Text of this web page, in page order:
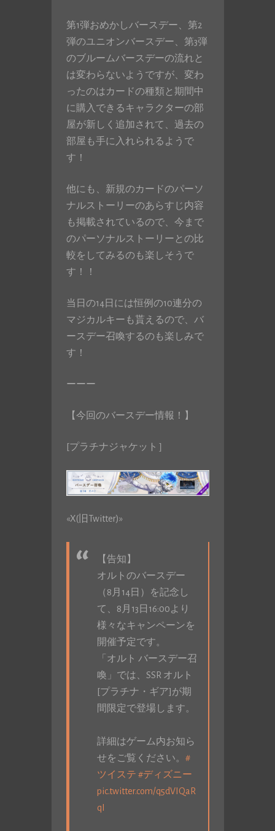
第1弾おめかしバースデー、第2
弾のユニオンバースデー、第3弾
のブルームバースデーの流れと
は変わらないようですが、変わ
ったのはカードの種類と期間中
に購入できるキャラクターの部
屋が新しく追加されて、過去の
部屋も手に入れられるようで
す！
他にも、新規のカードのパーソ
ナルストーリーのあらすじ内容
も掲載されているので、今まで
のパーソナルストーリーとの比
較をしてみるのも楽しそうで
す！！
当日の14日には恒例の10連分の
マジカルキーも貰えるので、バ
ースデー召喚するのも楽しみで
す！
ーーー
【今回のバースデー情報！】
[プラチナジャケット］
«X(旧Twitter)»
【告知】
オルトのバースデー
（8月14日）を記念し
て、8月13日16:00より
様々なキャンペーンを
開催予定です。
「オルト バースデー召
喚」では、SSR オルト
[プラチナ・ギア]が期
間限定で登場します。
詳細はゲーム内お知ら
せをご覧ください。 #
ツイステ #ディズニー
pic.twitter.com/q5dVIQaR
qI